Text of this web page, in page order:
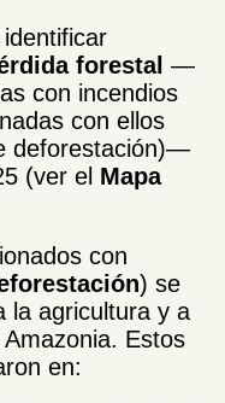
forestal —
con incendios
con ellos
deforestación)—
(ver el Mapa
con
) se
la agricultura y a
Estos
en: